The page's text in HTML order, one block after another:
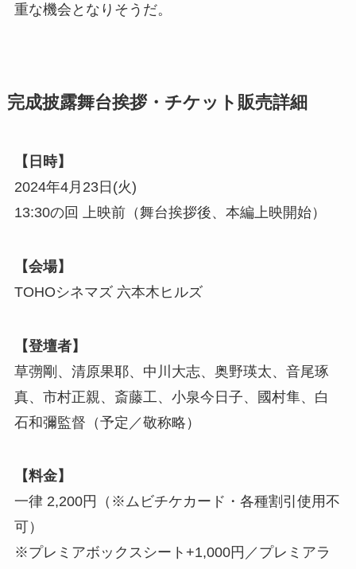
重な機会となりそうだ。
完成披露舞台挨拶・チケット販売詳細
【日時】
2024年4月23日(火)
13:30の回 上映前（舞台挨拶後、本編上映開始）
【会場】
TOHOシネマズ 六本木ヒルズ
【登壇者】
草彅剛、清原果耶、中川大志、奥野瑛太、音尾琢
真、市村正親、斎藤工、小泉今日子、國村隼、白
石和彌監督（予定／敬称略）
【料金】
一律 2,200円（※ムビチケカード・各種割引使用不
可）
※プレミアボックスシート+1,000円／プレミアラ